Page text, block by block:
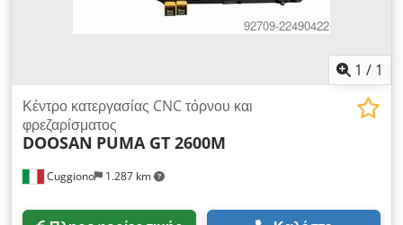
1 / 1
Cuggiono 1.287 km
Κέντρο κατεργασίας CNC τόρνου και
φρεζαρίσματος
DOOSAN PUMA GT 2600M